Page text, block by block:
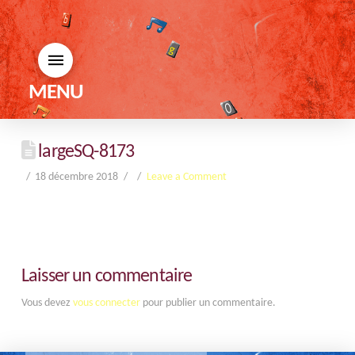
MENU
largeSQ-8173
18 décembre 2018 Leave a Comment
Laisser un commentaire
Vous devez vous connecterpour publier un commentaire.